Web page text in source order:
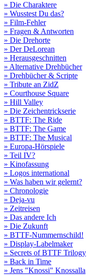
» Die Charaktere
» Wusstest Du das?
» Film-Fehler
» Fragen & Antworten
» Die Drehorte
» Der DeLorean
» Herausgeschnitten
» Alternative Drehbücher
» Drehbücher & Scripte
» Tribute an ZidZ
» Courthouse Square
» Hill Valley
» Die Zeichentrickserie
» BTTF: The Ride
» BTTF: The Game
» BTTF: The Musical
» Europa-Hörspiele
» Teil IV?
» Kinofassung
» Logos international
» Was haben wir gelernt?
» Chronologie
» Deja-vu
» Zeitreisen
» Das andere Ich
» Die Zukunft
» BTTF-Nummernschild!
» Display-Labelmaker
» Secrets of BTTF Trilogy
» Back in Time
» Jens "Knossi" Knossalla